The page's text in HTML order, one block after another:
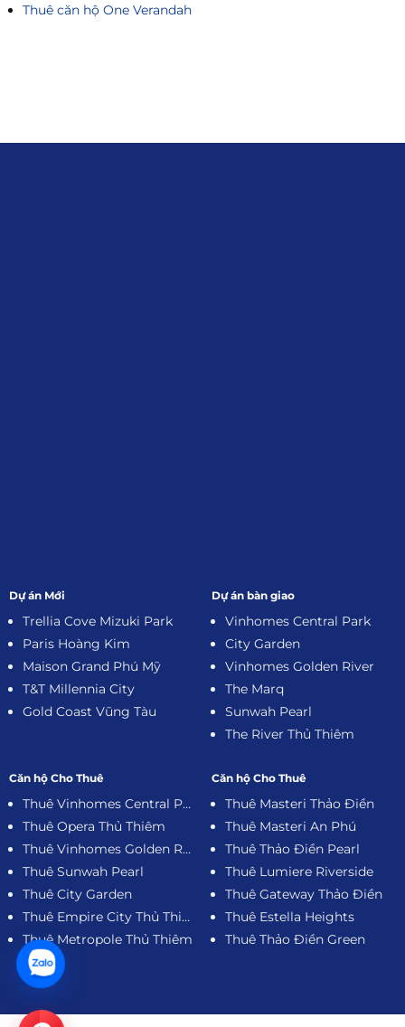
Thuê căn hộ One Verandah
Dự án Mới
Trellia Cove Mizuki Park
Paris Hoàng Kim
Maison Grand Phú Mỹ
T&T Millennia City
Gold Coast Vũng Tàu
Dự án bàn giao
Vinhomes Central Park
City Garden
Vinhomes Golden River
The Marq
Sunwah Pearl
The River Thủ Thiêm
Căn hộ Cho Thuê
Thuê Vinhomes Central Park
Thuê Opera Thủ Thiêm
Thuê Vinhomes Golden River
Thuê Sunwah Pearl
Thuê City Garden
Thuê Empire City Thủ Thiêm
Thuê Metropole Thủ Thiêm
Căn hộ Cho Thuê
Thuê Masteri Thảo Điền
Thuê Masteri An Phú
Thuê Thảo Điền Pearl
Thuê Lumiere Riverside
Thuê Gateway Thảo Điền
Thuê Estella Heights
Thuê Thảo Điền Green